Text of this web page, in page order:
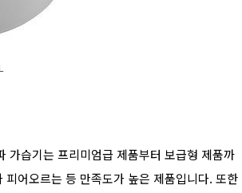
가습기는 프리미엄급 제품부터 보급형 제품까
어오르는 등 만족도가 높은 제품입니다. 또한